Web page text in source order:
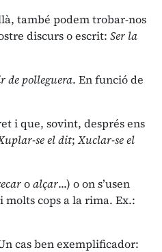
també podem trobar-nos
discurs o escrit: Ser la
de polleguera. En funció de
i que, sovint, després ens
se el dit; Xuclar-se el
oalçar...) o on s’usen
cops a la rima. Ex.:
cas ben exemplificador: